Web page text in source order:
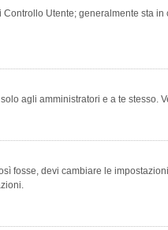
Utente; generalmente sta
agli amministratori e a te stesso.
fosse, devi cambiare le